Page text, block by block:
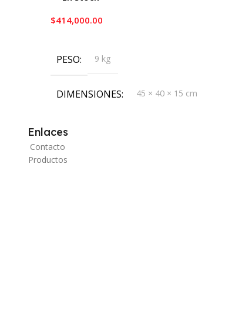
$414,000.00
PESO 9 kg
DIMENSIONES 45 × 40 × 15 cm
Enlaces
Contacto
Productos